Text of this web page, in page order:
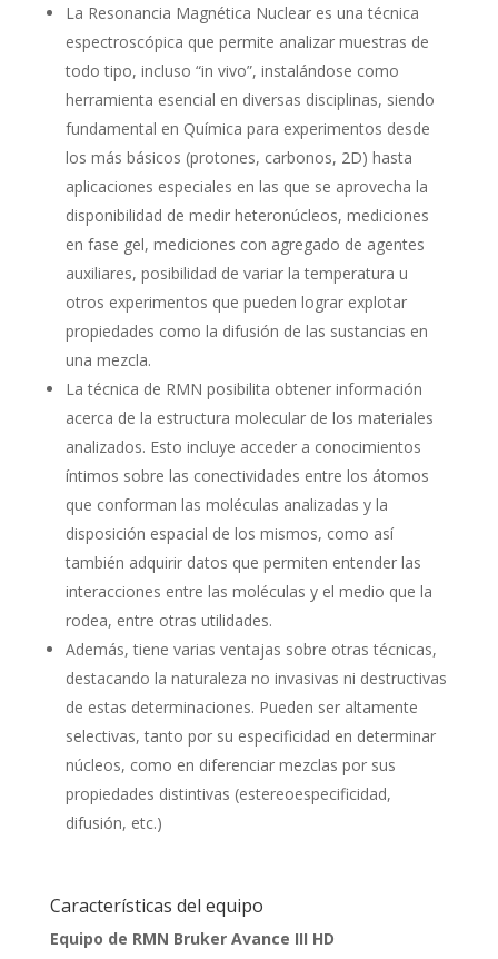
La Resonancia Magnética Nuclear es una técnica
espectroscópica que permite analizar muestras de
todo tipo, incluso “in vivo”, instalándose como
herramienta esencial en diversas disciplinas, siendo
fundamental en Química para experimentos desde
los más básicos (protones, carbonos, 2D) hasta
aplicaciones especiales en las que se aprovecha la
disponibilidad de medir heteronúcleos, mediciones
en fase gel, mediciones con agregado de agentes
auxiliares, posibilidad de variar la temperatura u
otros experimentos que pueden lograr explotar
propiedades como la difusión de las sustancias en
una mezcla.
La técnica de RMN posibilita obtener información
acerca de la estructura molecular de los materiales
analizados. Esto incluye acceder a conocimientos
íntimos sobre las conectividades entre los átomos
que conforman las moléculas analizadas y la
disposición espacial de los mismos, como así
también adquirir datos que permiten entender las
interacciones entre las moléculas y el medio que la
rodea, entre otras utilidades.
Además, tiene varias ventajas sobre otras técnicas,
destacando la naturaleza no invasivas ni destructivas
de estas determinaciones. Pueden ser altamente
selectivas, tanto por su especificidad en determinar
núcleos, como en diferenciar mezclas por sus
propiedades distintivas (estereoespecificidad,
difusión, etc.)
Características del equipo
Equipo de RMN Bruker Avance III HD